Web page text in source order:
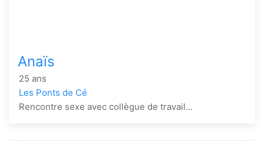
Anaïs
25 ans
Les Ponts de Cé
Rencontre sexe avec collègue de travail...